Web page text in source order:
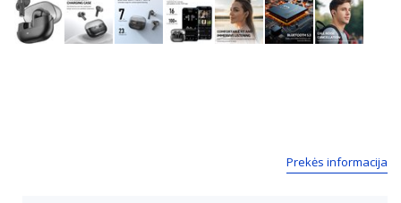
Prekės informacija